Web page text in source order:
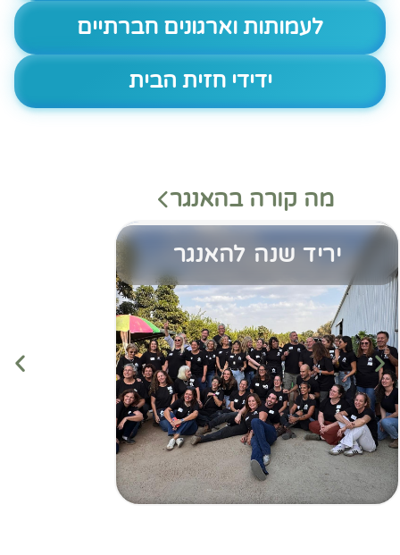
לעמותות וארגונים חברתיים
ידידי חזית הבית
מה קורה בהאנגר
יריד שנה להאנגר